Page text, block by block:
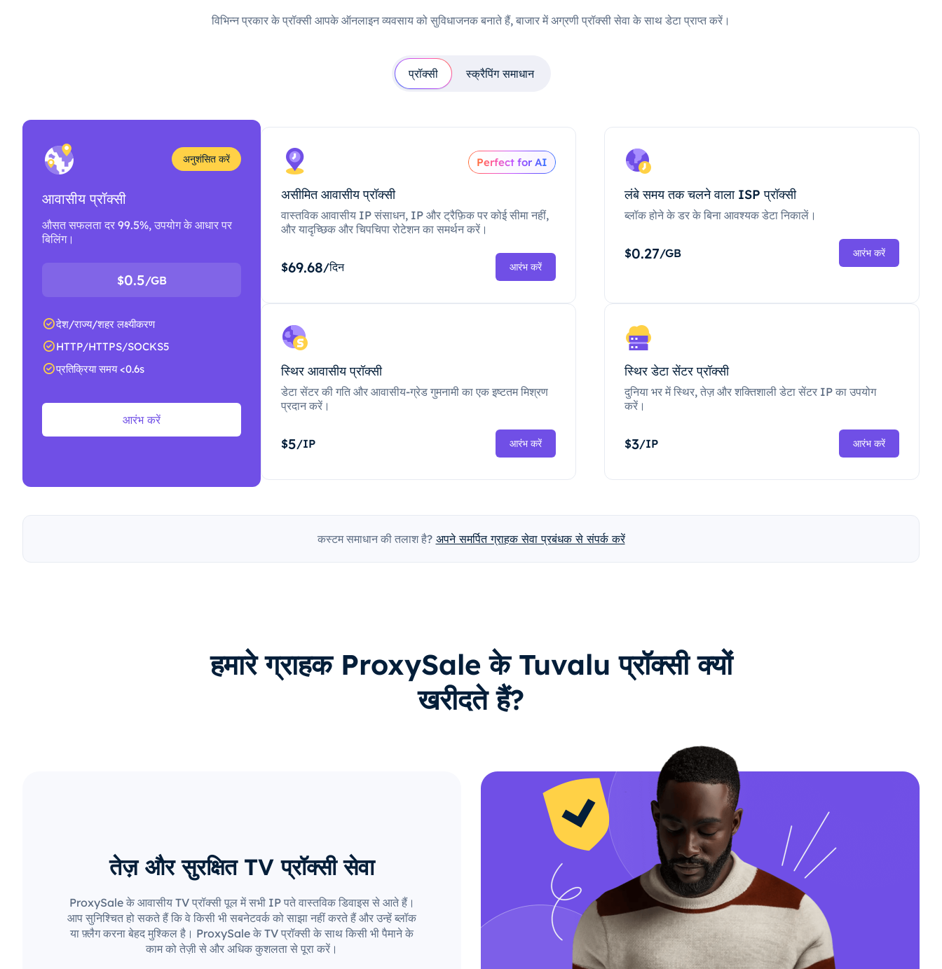
विभिन्न प्रकार के प्रॉक्सी आपके ऑनलाइन व्यवसाय को सुविधाजनक बनाते हैं, बाजार में अग्रणी प्रॉक्सी सेवा के साथ डेटा प्राप्त करें।
प्रॉक्सी स्क्रैपिंग समाधान
अनुशंसित करें
आवासीय प्रॉक्सी
औसत सफलता दर 99.5%, उपयोग के आधार पर
बिलिंग।
$0.5/GB
देश/राज्य/शहर लक्ष्यीकरण
HTTP/HTTPS/SOCKS5
प्रतिक्रिया समय <0.6s
आरंभ करें
Perfect for AI
असीमित आवासीय प्रॉक्सी
वास्तविक आवासीय IP संसाधन, IP और ट्रैफ़िक पर कोई सीमा नहीं,
और यादृच्छिक और चिपचिपा रोटेशन का समर्थन करें।
$69.68/दिन आरंभ करें
लंबे समय तक चलने वाला ISP प्रॉक्सी
ब्लॉक होने के डर के बिना आवश्यक डेटा निकालें।
$0.27/GB आरंभ करें
स्थिर आवासीय प्रॉक्सी
डेटा सेंटर की गति और आवासीय-ग्रेड गुमनामी का एक इष्टतम मिश्रण
प्रदान करें।
$5/IP आरंभ करें
स्थिर डेटा सेंटर प्रॉक्सी
दुनिया भर में स्थिर, तेज़ और शक्तिशाली डेटा सेंटर IP का उपयोग
करें।
$3/IP आरंभ करें
कस्टम समाधान की तलाश है? अपने समर्पित ग्राहक सेवा प्रबंधक से संपर्क करें
हमारे ग्राहक ProxySale के Tuvalu प्रॉक्सी क्यों
खरीदते हैं?
तेज़ और सुरक्षित TV प्रॉक्सी सेवा
ProxySale के आवासीय TV प्रॉक्सी पूल में सभी IP पते वास्तविक डिवाइस से आते हैं।
आप सुनिश्चित हो सकते हैं कि वे किसी भी सबनेटवर्क को साझा नहीं करते हैं और उन्हें ब्लॉक
या फ़्लैग करना बेहद मुश्किल है। ProxySale के TV प्रॉक्सी के साथ किसी भी पैमाने के
काम को तेज़ी से और अधिक कुशलता से पूरा करें।